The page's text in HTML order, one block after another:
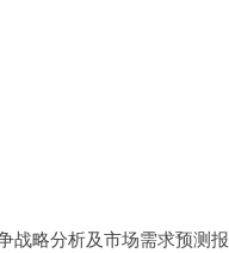
战略分析及市场需求预测报